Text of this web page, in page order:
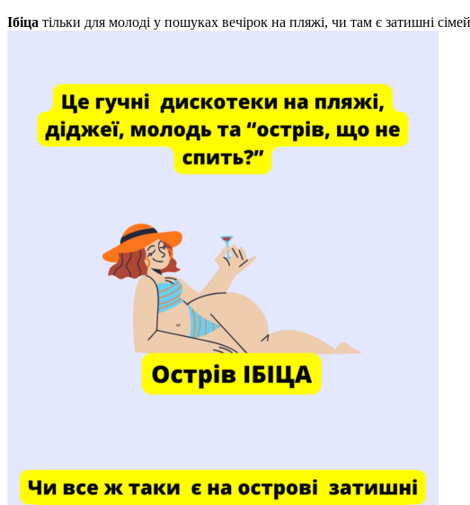
Ібіца тільки для молоді у пошуках вечірок на пляжі, чи там є затишні